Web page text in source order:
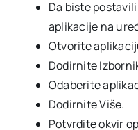
Da biste
aplikacije na
Otvorite
Dodirnite
Odaberite
Dodirnite Više.
Potvrdite okvir